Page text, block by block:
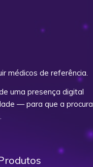
médicos de referência.
uma presença digital
— para que a procura